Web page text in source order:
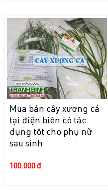
Mua bán cây xương cá
tại điện biên có tác
dụng tốt cho phụ nữ
sau sinh
100.000 đ